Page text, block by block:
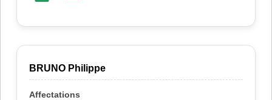
BRUNO Philippe